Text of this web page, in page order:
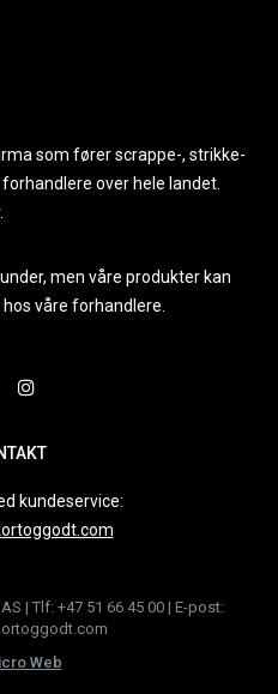
som fører scrappe-, strikke-
over hele landet.
men våre produkter kan
våre forhandlere.
kundeservice:
| Tlf: +47 51 66 45 00 | E-post:
Web